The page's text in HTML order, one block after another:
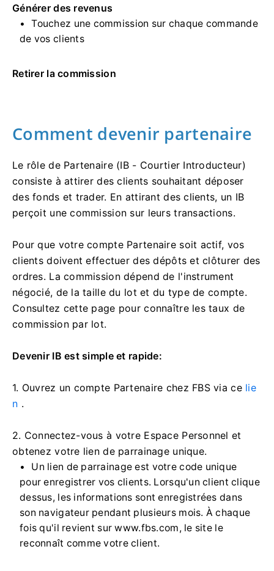
Générer des revenus
Touchez une commission sur chaque commande
de vos clients
Retirer la commission
Comment devenir partenaire
Le rôle de Partenaire (IB - Courtier Introducteur)
consiste à attirer des clients souhaitant déposer
des fonds et trader. En attirant des clients, un IB
perçoit une commission sur leurs transactions.
Pour que votre compte Partenaire soit actif, vos
clients doivent effectuer des dépôts et clôturer des
ordres. La commission dépend de l'instrument
négocié, de la taille du lot et du type de compte.
Consultez cette page pour connaître les taux de
commission par lot.
Devenir IB est simple et rapide:
1. Ouvrez un compte Partenaire chez FBS via ce lie
n .
2. Connectez-vous à votre Espace Personnel et
obtenez votre lien de parrainage unique.
Un lien de parrainage est votre code unique
pour enregistrer vos clients. Lorsqu'un client clique
dessus, les informations sont enregistrées dans
son navigateur pendant plusieurs mois. À chaque
fois qu'il revient sur www.fbs.com, le site le
reconnaît comme votre client.